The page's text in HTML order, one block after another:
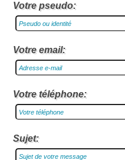
Votre pseudo:
Votre email:
Votre téléphone:
Sujet: